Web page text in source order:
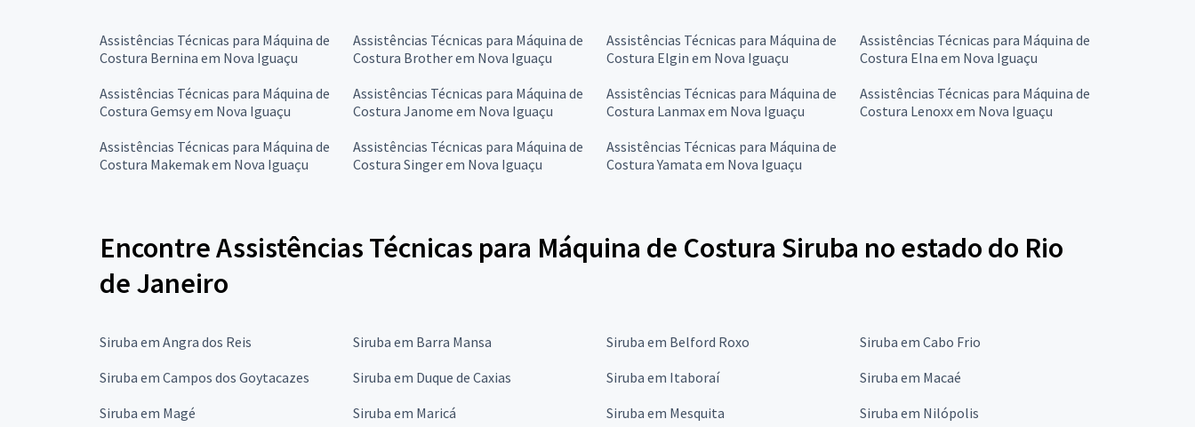
Assistências Técnicas para Máquina de
Costura Bernina em Nova Iguaçu
Assistências Técnicas para Máquina de
Costura Brother em Nova Iguaçu
Assistências Técnicas para Máquina de
Costura Elgin em Nova Iguaçu
Assistências Técnicas para Máquina de
Costura Elna em Nova Iguaçu
Assistências Técnicas para Máquina de
Costura Gemsy em Nova Iguaçu
Assistências Técnicas para Máquina de
Costura Janome em Nova Iguaçu
Assistências Técnicas para Máquina de
Costura Lanmax em Nova Iguaçu
Assistências Técnicas para Máquina de
Costura Lenoxx em Nova Iguaçu
Assistências Técnicas para Máquina de
Costura Makemak em Nova Iguaçu
Assistências Técnicas para Máquina de
Costura Singer em Nova Iguaçu
Assistências Técnicas para Máquina de
Costura Yamata em Nova Iguaçu
Encontre Assistências Técnicas para Máquina de Costura Siruba no estado do Rio
de Janeiro
Siruba em Angra dos Reis Siruba em Barra Mansa Siruba em Belford Roxo
Siruba em Cabo Frio
Siruba em Campos dos Goytacazes
Siruba em Duque de Caxias Siruba em Itaboraí
Siruba em Macaé
Siruba em Magé
Siruba em Maricá Siruba em Mesquita
Siruba em Nilópolis